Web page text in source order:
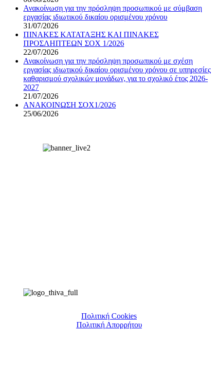
Ανακοίνωση για την πρόσληψη προσωπικού με σύμβαση
εργασίας ιδιωτικού δικαίου ορισμένου χρόνου
31/07/2026
ΠΙΝΑΚΕΣ ΚΑΤΑΤΑΞΗΣ ΚΑΙ ΠΙΝΑΚΕΣ
ΠΡΟΣΛΗΠΤΕΩΝ ΣΟΧ 1/2026
22/07/2026
Ανακοίνωση για την πρόσληψη προσωπικού με σχέση
εργασίας ιδιωτικού δικαίου ορισμένου χρόνου σε υπηρεσίες
καθαρισμού σχολικών μονάδων, για το σχολικό έτος 2026-
2027
21/07/2026
ΑΝΑΚΟΙΝΩΣΗ ΣΟΧ1/2026
25/06/2026
Πολιτική Cookies
Πολιτική Απορρήτου